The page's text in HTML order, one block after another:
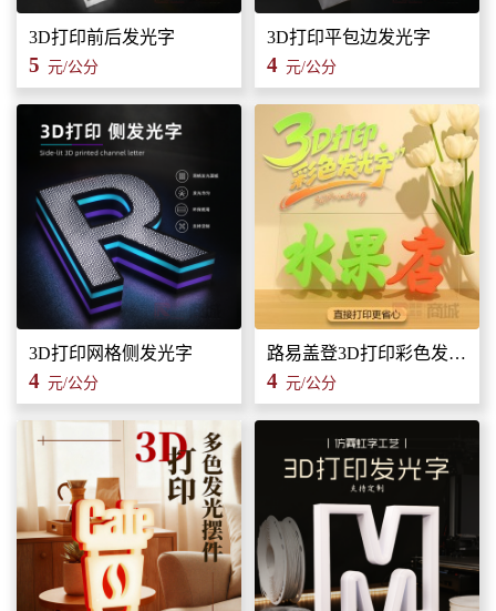
3D打印前后发光字
5 元/公分
3D打印平包边发光字
4 元/公分
3D打印网格侧发光字
4 元/公分
路易盖登3D打印彩色发光字广告招牌广告标识标牌
4 元/公分